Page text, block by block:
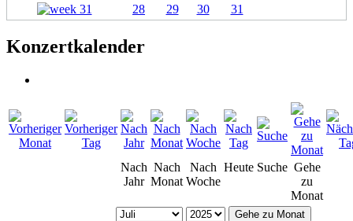
28
29 30 31
Konzertkalender
Nach
Jahr
Nach
Monat
Nach
Woche
Heute Suche Gehe
zu
Monat
Gehe zu Monat